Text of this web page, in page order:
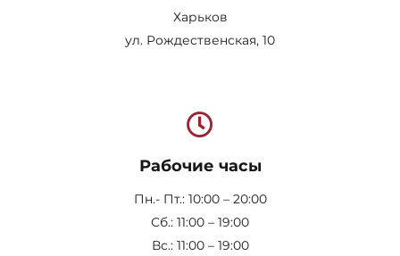
Харьков
ул. Рождественская, 10
Рабочие часы
Пн.- Пт.: 10:00 – 20:00
Сб.: 11:00 – 19:00
Вс.: 11:00 – 19:00